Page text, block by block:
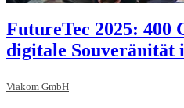
FutureTec 2025: 400
digitale Souveränität
Viakom GmbH